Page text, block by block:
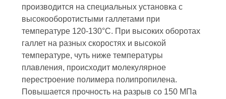
производится на специальных установка с
высокооборотистыми галлетами при
температуре 120-130°С. При высоких оборотах
галлет на разных скоростях и высокой
температуре, чуть ниже температуры
плавления, происходит молекулярное
перестроение полимера полипропилена.
Повышается прочность на разрыв со 150 МПа